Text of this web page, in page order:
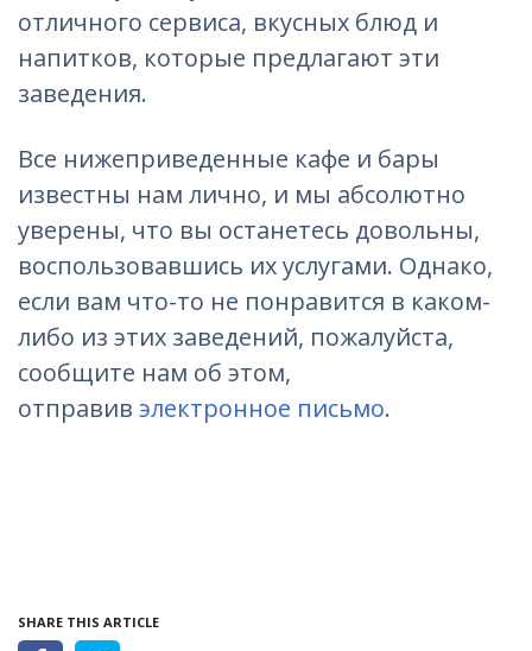
отличного сервиса, вкусных блюд и
напитков, которые предлагают эти
заведения.
Все нижеприведенные кафе и бары
известны нам лично, и мы абсолютно
уверены, что вы останетесь довольны,
воспользовавшись их услугами. Однако,
если вам что-то не понравится в каком-
либо из этих заведений, пожалуйста,
сообщите нам об этом,
отправив электронное письмо.
SHARE THIS ARTICLE